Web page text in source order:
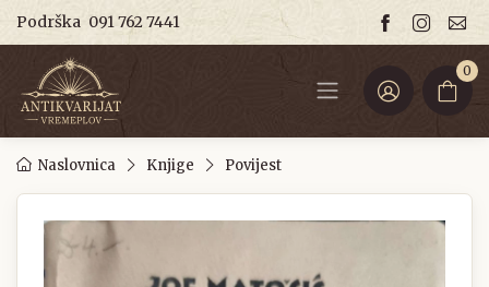
Podrška 091 762 7441
0
Naslovnica Knjige Povijest